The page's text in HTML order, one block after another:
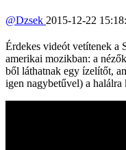
@Dzsek 2015-12-22
Érdekes videót vetítenek a
amerikai mozikban: a
ből láthatnak egy ízelítőt,
igen nagybetűvel) a